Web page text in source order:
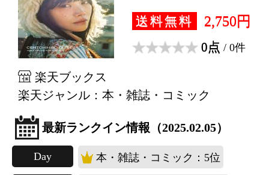
送料無料 2,750円
0点 / 0件
楽天ブックス
楽天ジャンル：本・雑誌・コミック
最新ランクイン情報（2025.02.05）
Day 本・雑誌・コミック：5位